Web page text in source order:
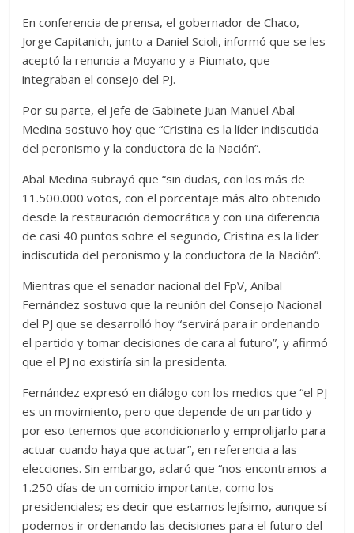
En conferencia de prensa, el gobernador de Chaco,
Jorge Capitanich, junto a Daniel Scioli, informó que se les
aceptó la renuncia a Moyano y a Piumato, que
integraban el consejo del PJ.
Por su parte, el jefe de Gabinete Juan Manuel Abal
Medina sostuvo hoy que “Cristina es la líder indiscutida
del peronismo y la conductora de la Nación”.
Abal Medina subrayó que “sin dudas, con los más de
11.500.000 votos, con el porcentaje más alto obtenido
desde la restauración democrática y con una diferencia
de casi 40 puntos sobre el segundo, Cristina es la líder
indiscutida del peronismo y la conductora de la Nación”.
Mientras que el senador nacional del FpV, Aníbal
Fernández sostuvo que la reunión del Consejo Nacional
del PJ que se desarrolló hoy “servirá para ir ordenando
el partido y tomar decisiones de cara al futuro”, y afirmó
que el PJ no existiría sin la presidenta.
Fernández expresó en diálogo con los medios que “el PJ
es un movimiento, pero que depende de un partido y
por eso tenemos que acondicionarlo y emprolijarlo para
actuar cuando haya que actuar”, en referencia a las
elecciones. Sin embargo, aclaró que “nos encontramos a
1.250 días de un comicio importante, como los
presidenciales; es decir que estamos lejísimo, aunque sí
podemos ir ordenando las decisiones para el futuro del